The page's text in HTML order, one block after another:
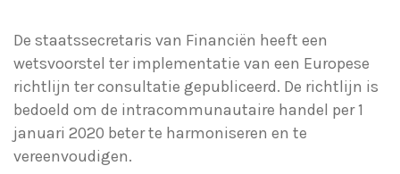
De staatssecretaris van Financiën heeft een
wetsvoorstel ter implementatie van een Europese
richtlijn ter consultatie gepubliceerd. De richtlijn is
bedoeld om de intracommunautaire handel per 1
januari 2020 beter te harmoniseren en te
vereenvoudigen.